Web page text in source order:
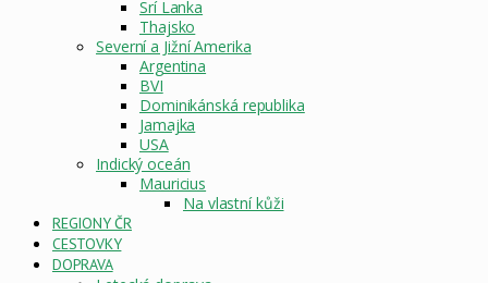
Srí Lanka
Thajsko
Severní a Jižní Amerika
Argentina
BVI
Dominikánská republika
Jamajka
USA
Indický oceán
Mauricius
Na vlastní kůži
REGIONY ČR
CESTOVKY
DOPRAVA